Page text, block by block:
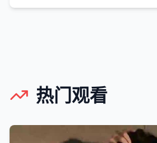
热门观看